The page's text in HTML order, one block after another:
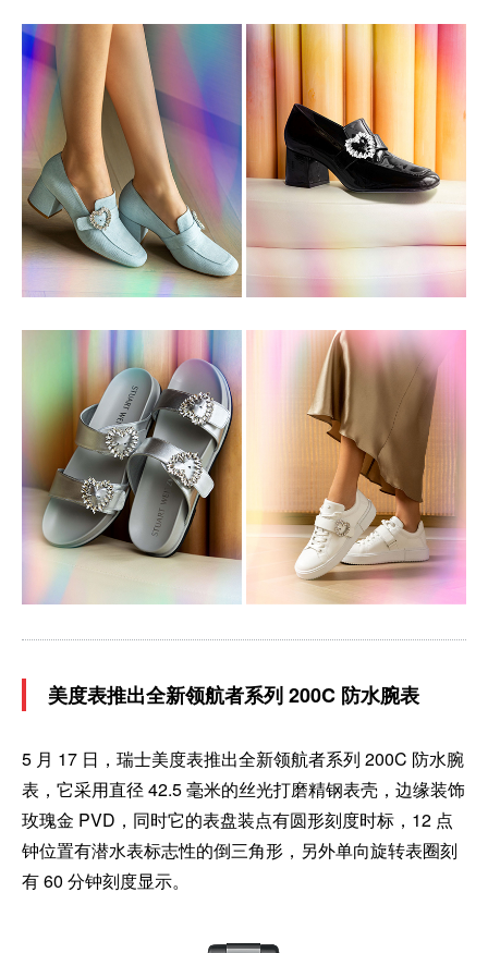
美度表推出全新领航者系列 200C 防水腕表
5 月 17 日，瑞士美度表推出全新领航者系列 200C 防水腕
表，它采用直径 42.5 毫米的丝光打磨精钢表壳，边缘装饰
玫瑰金 PVD，同时它的表盘装点有圆形刻度时标，12 点
钟位置有潜水表标志性的倒三角形，另外单向旋转表圈刻
有 60 分钟刻度显示。